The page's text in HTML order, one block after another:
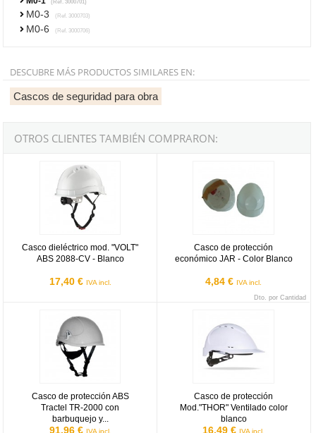
(Ref. 3000701)
M0-3 (Ref. 3000703)
M0-6 (Ref. 3000706)
DESCUBRE MÁS PRODUCTOS SIMILARES EN:
Cascos de seguridad para obra​
OTROS CLIENTES TAMBIÉN COMPRARON:
Casco dieléctrico mod. "VOLT"
ABS 2088-CV - Blanco
17,40 € IVA incl.
Casco de protección
económico JAR - Color Blanco
4,84 € IVA incl.
Dto. por Cantidad
Casco de protección ABS
Tractel TR-2000 con
barbuquejo y...
91,96 € IVA incl.
Casco de protección
Mod."THOR" Ventilado color
blanco
16,49 € IVA incl.